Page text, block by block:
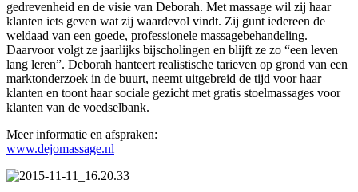
gedrevenheid en de visie van Deborah. Met massage wil zij haar
klanten iets geven wat zij waardevol vindt. Zij gunt iedereen de
weldaad van een goede, professionele massagebehandeling.
Daarvoor volgt ze jaarlijks bijscholingen en blijft ze zo “een leven
lang leren”. Deborah hanteert realistische tarieven op grond van een
marktonderzoek in de buurt, neemt uitgebreid de tijd voor haar
klanten en toont haar sociale gezicht met gratis stoelmassages voor
klanten van de voedselbank.
Meer informatie en afspraken:
www.dejomassage.nl